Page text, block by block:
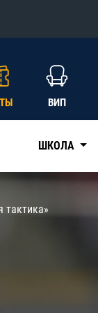
ВИП
ШКОЛА
тактика»